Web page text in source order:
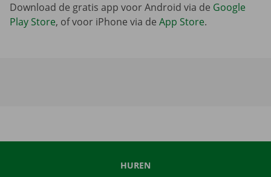
Download de gratis app voor Android via de Google
Play Store, of voor iPhone via de App Store.
HUREN